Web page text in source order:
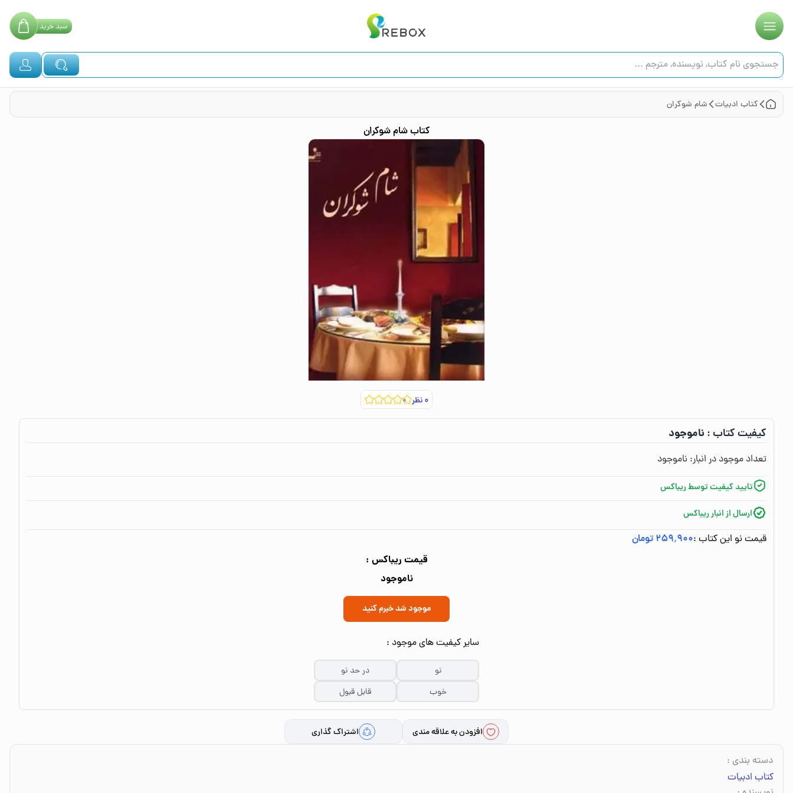
سبدخرید
کتاب ادبیات شام شوکران
کتابشام شوکران
۰نظر
کیفیت کتاب :‌ ناموجود
تعداد موجود در انبار:‌ ناموجود
تایید کیفیت توسط ریباکس
ارسال از انبار ریباکس
قیمت نو این کتاب :۲۵۹٬۹۰۰ تومان
قیمت ریباکس :
ناموجود
موجود شد خبرم کنید
سایر کیفیت های موجود :
نو
در حد نو
خوب
قابل قبول
افزودن به علاقه مندی اشتراک گذاری
دسته بندی :
کتاب ادبیات